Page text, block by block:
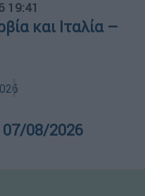
19:41
και Ιταλία –
07/08/2026